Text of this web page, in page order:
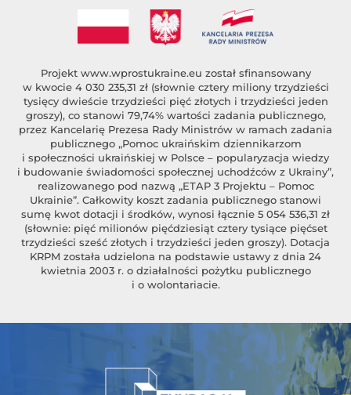
Projekt www.wprostukraine.eu został sfinansowany
w kwocie 4 030 235,31 zł (słownie cztery miliony trzydzieści
tysięcy dwieście trzydzieści pięć złotych i trzydzieści jeden
groszy), co stanowi 79,74% wartości zadania publicznego,
przez Kancelarię Prezesa Rady Ministrów w ramach zadania
publicznego „Pomoc ukraińskim dziennikarzom
i społeczności ukraińskiej w Polsce – popularyzacja wiedzy
i budowanie świadomości społecznej uchodźców z Ukrainy”,
realizowanego pod nazwą „ETAP 3 Projektu – Pomoc
Ukrainie”. Całkowity koszt zadania publicznego stanowi
sumę kwot dotacji i środków, wynosi łącznie 5 054 536,31 zł
(słownie: pięć milionów pięćdziesiąt cztery tysiące pięćset
trzydzieści sześć złotych i trzydzieści jeden groszy). Dotacja
KRPM została udzielona na podstawie ustawy z dnia 24
kwietnia 2003 r. o działalności pożytku publicznego
i o wolontariacie.